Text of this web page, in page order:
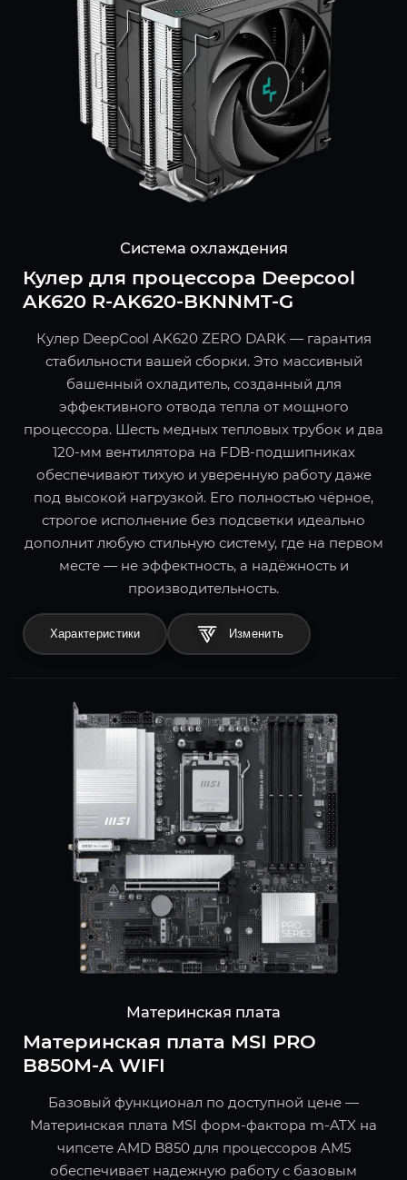
Система охлаждения
Кулер для процессора Deepcool
AK620 R-AK620-BKNNMT-G
Кулер DeepCool AK620 ZERO DARK — гарантия
стабильности вашей сборки. Это массивный
башенный охладитель, созданный для
эффективного отвода тепла от мощного
процессора. Шесть медных тепловых трубок и два
120-мм вентилятора на FDB-подшипниках
обеспечивают тихую и уверенную работу даже
под высокой нагрузкой. Его полностью чёрное,
строгое исполнение без подсветки идеально
дополнит любую стильную систему, где на первом
месте — не эффектность, а надёжность и
производительность.
Характеристики
Материнская плата
Материнская плата MSI PRO
B850M-A WIFI
Базовый функционал по доступной цене —
Материнская плата MSI форм-фактора m-ATX на
чипсете AMD B850 для процессоров AM5
обеспечивает надежную работу с базовым